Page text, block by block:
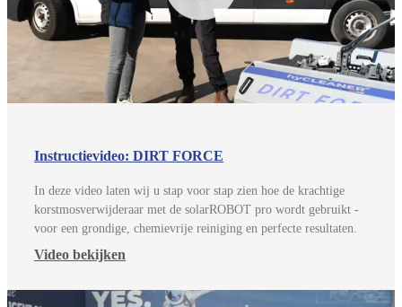
Instructievideo: DIRT FORCE
In deze video laten wij u stap voor stap zien hoe de krachtige
korstmosverwijderaar met de solarROBOT pro wordt gebruikt -
voor een grondige, chemievrije reiniging en perfecte resultaten.
Video bekijken